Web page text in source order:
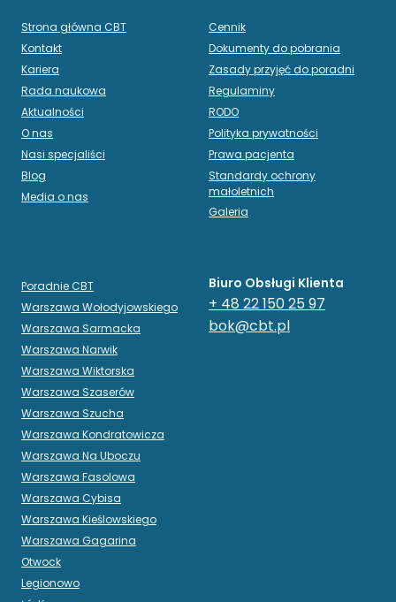
Strona główna CBT
Kontakt
Kariera
Rada naukowa
Aktualności
O nas
Nasi specjaliści
Blog
Media o nas
Poradnie CBT
Warszawa Wołodyjowskiego
Warszawa Sarmacka
Warszawa Narwik
Warszawa Wiktorska
Warszawa Szaserów
Warszawa Szucha
Warszawa Kondratowicza
Warszawa Na Uboczu
Warszawa Fasolowa
Warszawa Cybisa
Warszawa Kieślowskiego
Warszawa Gagarina
Otwock
Legionowo
Cennik
Dokumenty do pobrania
Zasady przyjęć do poradni
Regulaminy
RODO
Polityka prywatności
Prawa pacjenta
Standardy ochrony
małoletnich
Galeria
Biuro Obsługi Klienta
+ 48 22 150 25 97
bok@cbt.pl